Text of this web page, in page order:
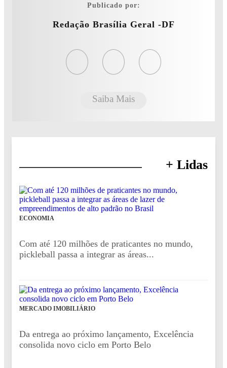
Publicado por:
Redação Brasília Geral -DF
Saiba Mais
+ Lidas
ECONOMIA
Com até 120 milhões de praticantes no mundo,
pickleball passa a integrar as áreas...
MERCADO IMOBILIÁRIO
Da entrega ao próximo lançamento, Excelência
consolida novo ciclo em Porto Belo